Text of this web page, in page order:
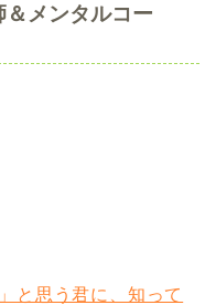
メンタルコー
と思う君に、知って